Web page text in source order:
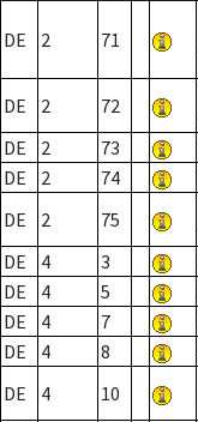
DE 2 71
DE 2 72
DE
2 73
DE
2 74
DE
2 75
DE
4 3
DE
4 5
DE
4 7
DE
4 8
DE
4 10